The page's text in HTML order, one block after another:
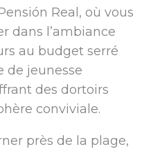
Real, où vous
dans l’ambiance
au budget serré
de jeunesse
des dortoirs
conviviale.
près de la plage,